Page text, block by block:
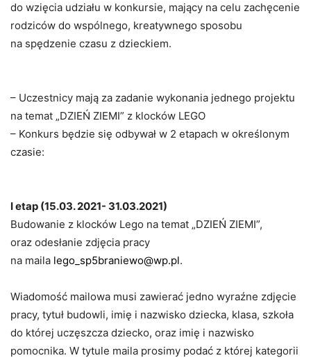
do wzięcia udziału w konkursie, mający na celu zachęcenie
rodziców do wspólnego, kreatywnego sposobu
na spędzenie czasu z dzieckiem.
– Uczestnicy mają za zadanie wykonania jednego projektu
na temat „DZIEŃ ZIEMI” z klocków LEGO
– Konkurs będzie się odbywał w 2 etapach w określonym
czasie:
I etap (15.03. 2021- 31.03.2021)
Budowanie z klocków Lego na temat „DZIEŃ ZIEMI”,
oraz odesłanie zdjęcia pracy
na maila lego_sp5braniewo@wp.pl.
Wiadomość mailowa musi zawierać jedno wyraźne zdjęcie
pracy, tytuł budowli, imię i nazwisko dziecka, klasa, szkoła
do której uczęszcza dziecko, oraz imię i nazwisko
pomocnika. W tytule maila prosimy podać z której kategorii